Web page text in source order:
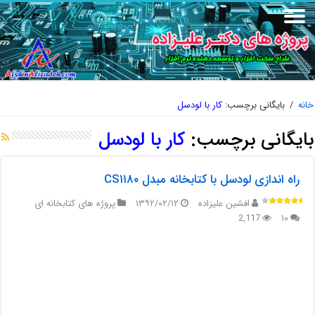
خانه / بایگانی برچسب:کار با لودسل
بایگانی برچسب:کار با لودسل
راه اندازی لودسل با کتابخانه مبدل CS۱۱۸۰
افشین علیزاده ۱۳۹۲/۰۲/۱۲
پروژه های کتابخانه ای
۱۰
2,117